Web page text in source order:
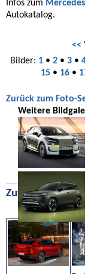
Infos zum
Autokatalog.
<<
Bilder: 1• 2• 3•
15• 16•
Zurück zum Foto-
Weitere
Zufällige Bilder